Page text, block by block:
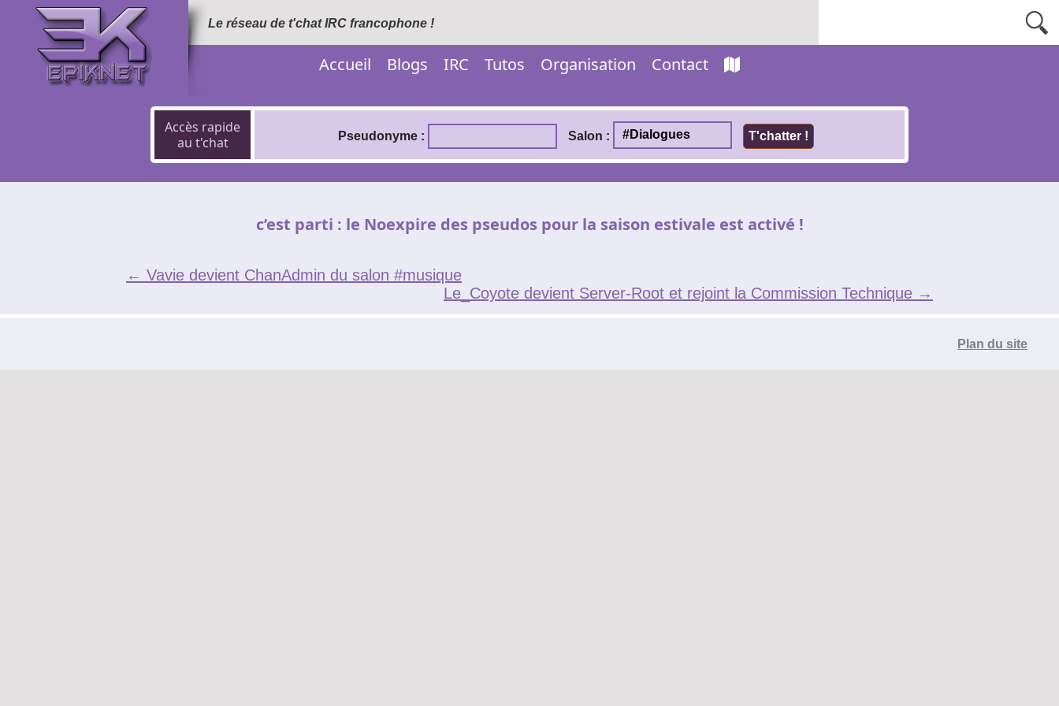
Le réseau de t'chat IRC francophone !
Accueil Blogs IRC Tutos Organisation Contact
Accès rapide
au t'chat
Pseudonyme : Salon :
c’est parti : le Noexpire des pseudos pour la saison estivale est activé !
← Vavie devient ChanAdmin du salon #musique
Le_Coyote devient Server-Root et rejoint la Commission Technique →
Plan du site